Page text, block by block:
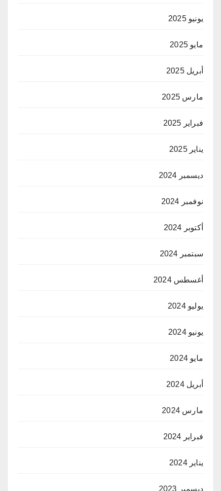
يونيو 2025
مايو 2025
أبريل 2025
مارس 2025
فبراير 2025
يناير 2025
ديسمبر 2024
نوفمبر 2024
أكتوبر 2024
سبتمبر 2024
أغسطس 2024
يوليو 2024
يونيو 2024
مايو 2024
أبريل 2024
مارس 2024
فبراير 2024
يناير 2024
ديسمبر 2023